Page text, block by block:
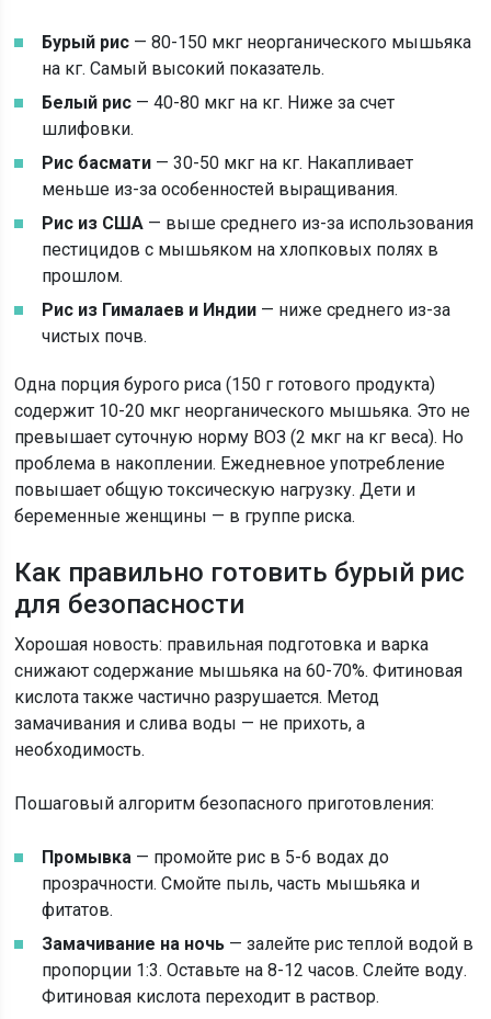
Бурый рис — 80-150 мкг неорганического мышьяка
на кг. Самый высокий показатель.
Белый рис — 40-80 мкг на кг. Ниже за счет
шлифовки.
Рис басмати — 30-50 мкг на кг. Накапливает
меньше из-за особенностей выращивания.
Рис из США — выше среднего из-за использования
пестицидов с мышьяком на хлопковых полях в
прошлом.
Рис из Гималаев и Индии — ниже среднего из-за
чистых почв.
Одна порция бурого риса (150 г готового продукта)
содержит 10-20 мкг неорганического мышьяка. Это не
превышает суточную норму ВОЗ (2 мкг на кг веса). Но
проблема в накоплении. Ежедневное употребление
повышает общую токсическую нагрузку. Дети и
беременные женщины — в группе риска.
Как правильно готовить бурый рис
для безопасности
Хорошая новость: правильная подготовка и варка
снижают содержание мышьяка на 60-70%. Фитиновая
кислота также частично разрушается. Метод
замачивания и слива воды — не прихоть, а
необходимость.
Пошаговый алгоритм безопасного приготовления:
Промывка — промойте рис в 5-6 водах до
прозрачности. Смойте пыль, часть мышьяка и
фитатов.
Замачивание на ночь — залейте рис теплой водой в
пропорции 1:3. Оставьте на 8-12 часов. Слейте воду.
Фитиновая кислота переходит в раствор.